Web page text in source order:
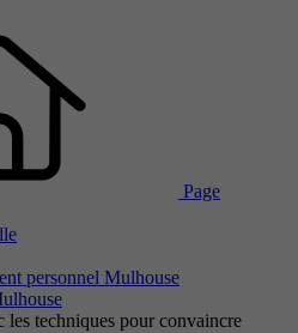
Page
personnel Mulhouse
les techniques pour convaincre